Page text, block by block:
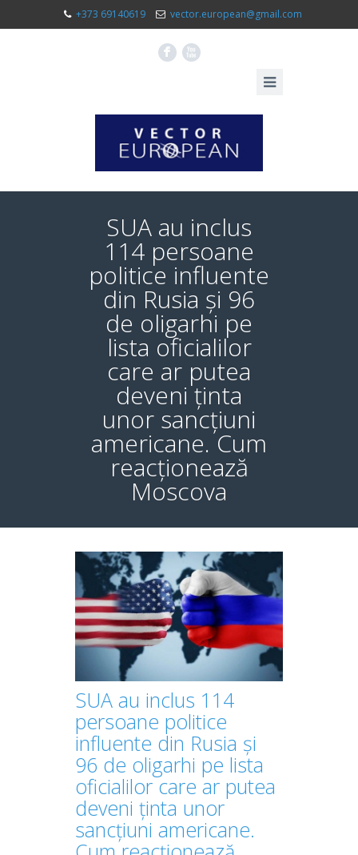
+373 69140619 vector.european@gmail.com
F X
SUA au inclus
114 persoane
politice influente
din Rusia și 96
de oligarhi pe
lista oficialilor
care ar putea
deveni ținta
unor sancțiuni
americane. Cum
reacționează
Moscova
SUA au inclus 114
persoane politice
influente din Rusia și
96 de oligarhi pe lista
oficialilor care ar putea
deveni ținta unor
sancțiuni americane.